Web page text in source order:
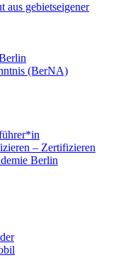
aus gebietseigener
(BerNA)
– Zertifizieren
Berlin